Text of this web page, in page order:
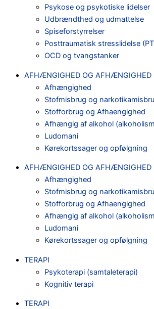
Psykose og psykotiske lidelser
Udbrændthed og udmattelse
Spiseforstyrrelser
Posttraumatisk stresslidelse
OCD og tvangstanker
AFHÆNGIGHED OG AFHÆNGIGHED
Afhængighed
Stofmisbrug og
Stofforbrug og Afhaengighed
Afhængig af alkohol
Ludomani
Kørekortssager og opfølgning
AFHÆNGIGHED OG AFHÆNGIGHED
Afhængighed
Stofmisbrug og
Stofforbrug og Afhaengighed
Afhængig af alkohol
Ludomani
Kørekortssager og opfølgning
TERAPI
Psykoterapi (samtaleterapi)
Kognitiv terapi
TERAPI